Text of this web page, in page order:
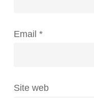
Email *
Site web